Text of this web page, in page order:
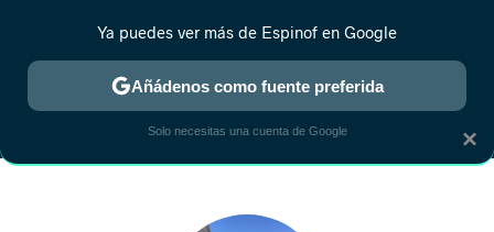
ESTRENOS REALITY ANIME RANKINGS CINE
×
Ya puedes ver más de Espinof en Google
Añádenos como fuente preferida
Solo necesitas una cuenta de Google